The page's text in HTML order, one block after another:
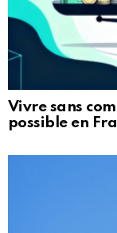
Vivre sans
possible en